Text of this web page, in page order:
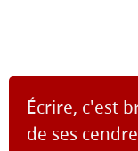
Écrire, c'est
de ses